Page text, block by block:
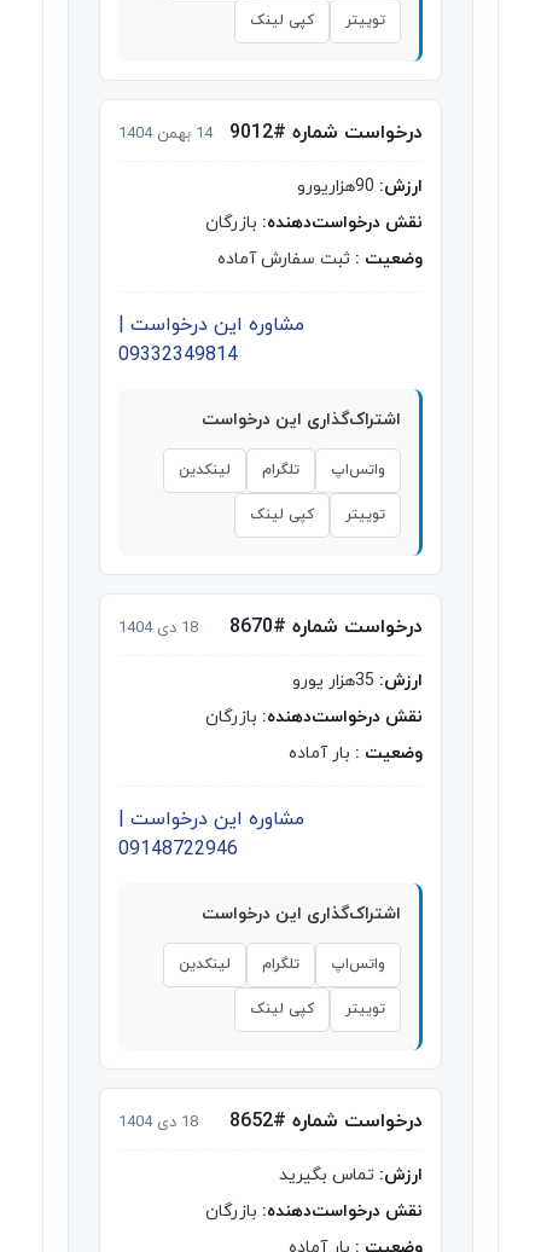
توییتر کپی لینک
درخواست شماره #9012 14 بهمن 1404
ارزش:
نقش درخواست‌دهنده: بازرگان
وضعیت : ثبت سفارش آماده
مشاوره این درخواست |
09332349814
اشتراک‌گذاری این درخواست
واتس‌اپ تلگرام لینکدین
توییتر کپی لینک
درخواست شماره #8670 18 دی 1404
ارزش:
نقش درخواست‌دهنده: بازرگان
وضعیت : بار آماده
مشاوره این درخواست |
09148722946
اشتراک‌گذاری این درخواست
واتس‌اپ تلگرام لینکدین
توییتر کپی لینک
درخواست شماره #8652 18 دی 1404
ارزش: تماس بگیرید
نقش درخواست‌دهنده: بازرگان